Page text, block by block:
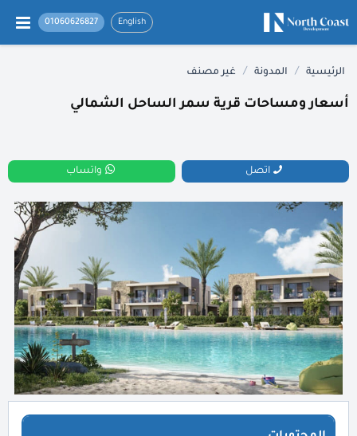
English
01060626827
الرئيسية / المدونة / غير مصنف
أسعار ومساحات قرية سمر الساحل الشمالي
اتصل واتساب